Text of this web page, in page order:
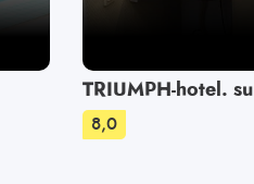
TRIUMPH-hotel. su
8,0